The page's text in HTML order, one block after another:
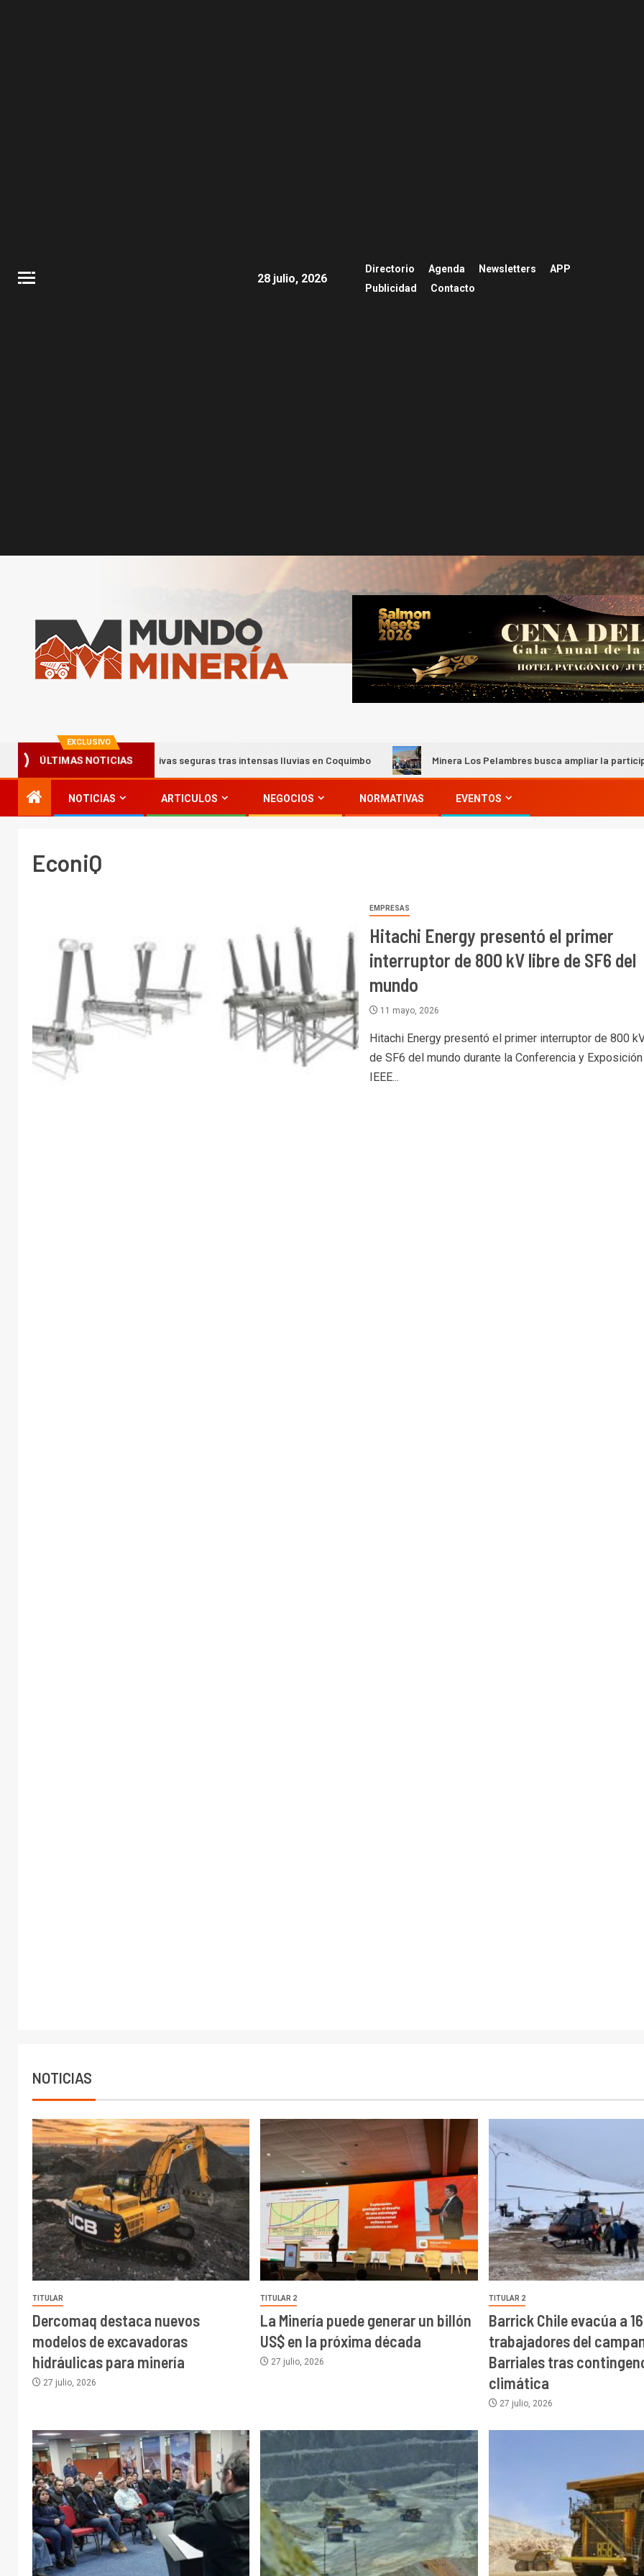
28 julio, 2026
Directorio Agenda Newsletters
APP
Publicidad
Contacto
EXCLUSIVO
ÚLTIMAS NOTICIAS
productivas seguras tras intensas lluvias en Coquimbo Minera Los Pelambres busca ampliar la participación de
NOTICIAS ARTICULOS NEGOCIOS NORMATIVAS EVENTOS
EconiQ
EMPRESAS
Hitachi Energy presentó el primer
interruptor de 800 kV libre de SF6 del
mundo
11 mayo, 2026
Hitachi Energy presentó el primer interruptor de 800
de SF6 del mundo durante la Conferencia y Exposición
IEEE...
NOTICIAS
TITULAR
Dercomaq destaca nuevos
modelos de excavadoras
hidráulicas para minería
27 julio, 2026
TITULAR 2
La Minería puede generar un billón
US$ en la próxima década
27 julio, 2026
TITULAR 2
Barrick Chile evacúa a 16
trabajadores del
Barriales tras
climática
27 julio, 2026